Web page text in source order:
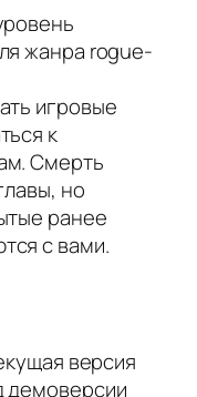
жанра rogue-
игровые
к
Смерть
но
ранее
с вами.
версия
демоверсии